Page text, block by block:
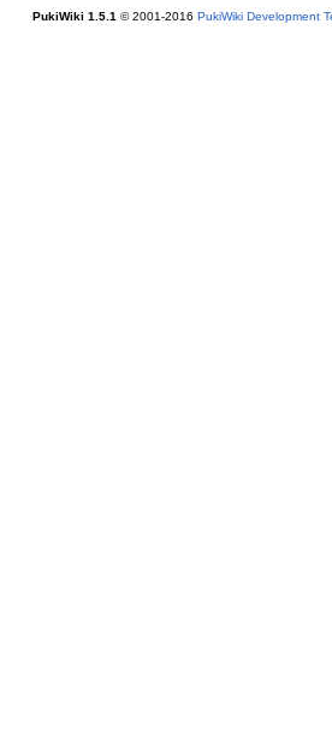
PukiWiki 1.5.1 © 2001-2016 PukiWiki Development